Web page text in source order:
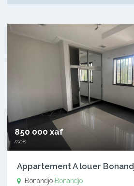
850 000 xaf
mois
Appartement A louer
Bonandjo Bonandjo